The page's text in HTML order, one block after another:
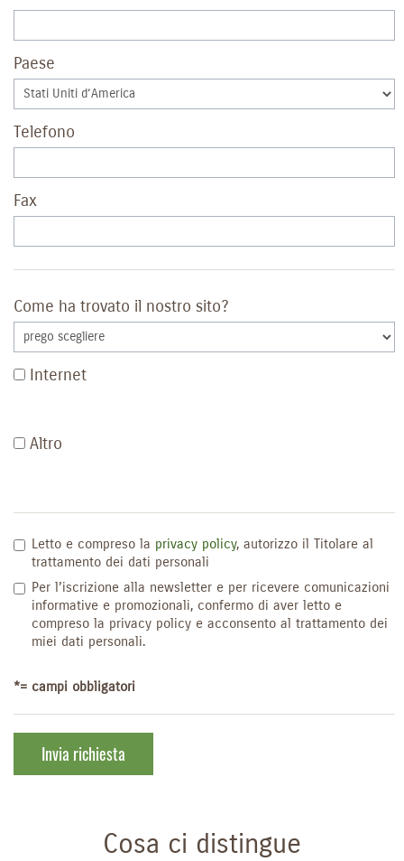
Paese
Telefono
Fax
Come ha trovato il nostro sito?
Internet
Altro
Letto e compreso la privacy policy, autorizzo il Titolare al
trattamento dei dati personali
Per l’iscrizione alla newsletter e per ricevere comunicazioni
informative e promozionali, confermo di aver letto e
compreso la privacy policy e acconsento al trattamento dei
miei dati personali.
*= campi obbligatori
Invia richiesta
Cosa ci distingue